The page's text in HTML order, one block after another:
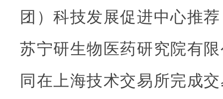
团）科技发展促进中心推
苏宁研生物医药研究院有
同在上海技术交易所完成